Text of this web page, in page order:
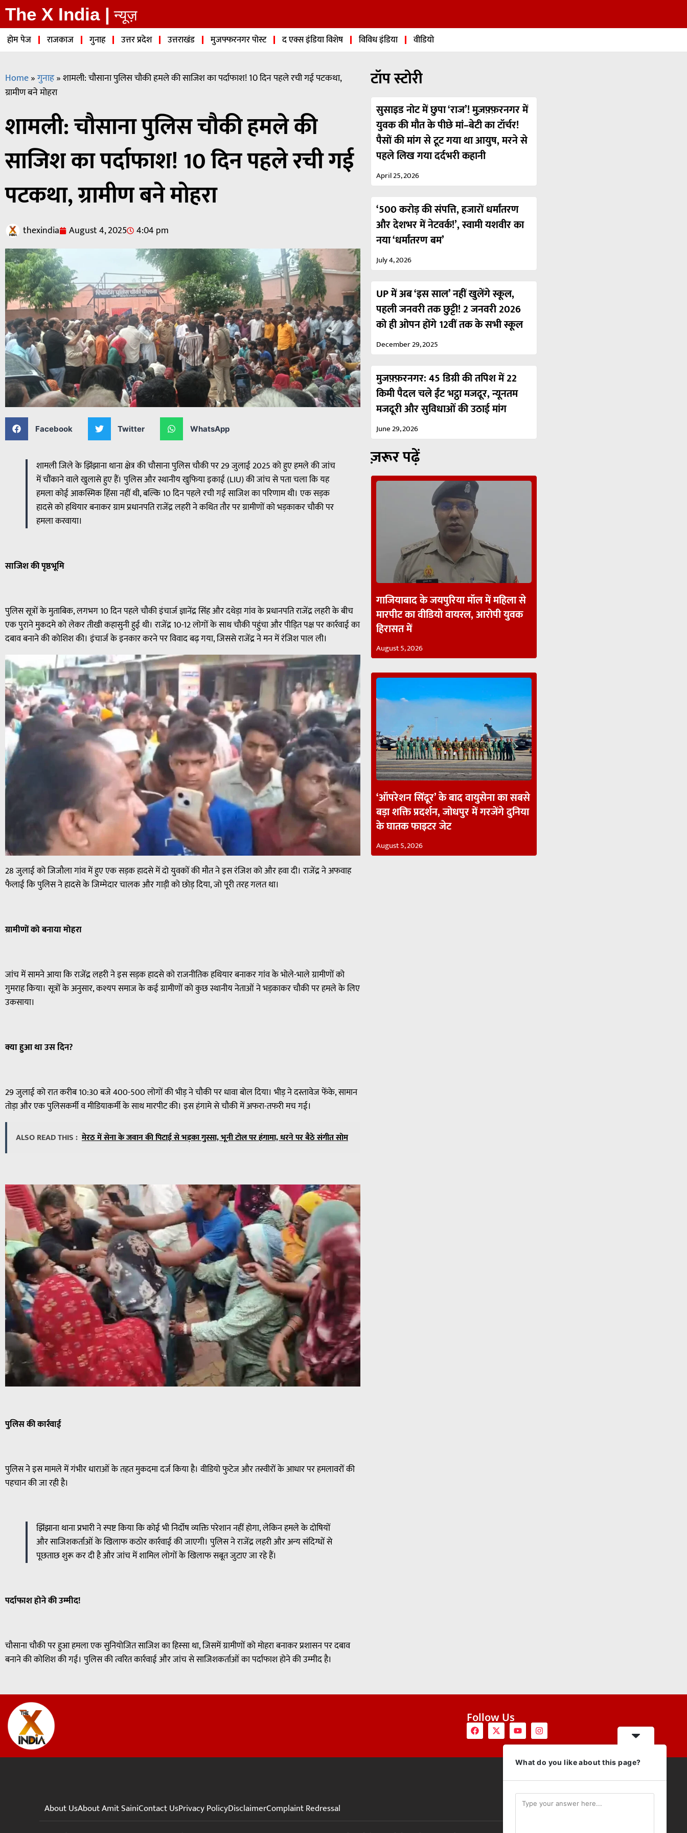
The X India | न्यूज़
होम पेज राजकाज गुनाह उत्तर प्रदेश उत्तराखंड मुजफ्फरनगर पोस्ट द एक्स इंडिया विशेष विविध इंडिया वीडियो
Home»गुनाह»शामली: चौसाना पुलिस चौकी हमले की साजिश का पर्दाफाश! 10 दिन पहले रची गई पटकथा,
ग्रामीण बने मोहरा
शामली: चौसाना पुलिस चौकी हमले की
साजिश का पर्दाफाश! 10 दिन पहले रची गई
पटकथा, ग्रामीण बने मोहरा
thexindia August 4, 2025 4:04 pm
Facebook Twitter WhatsApp
शामली जिले के झिंझाना थाना क्षेत्र की चौसाना पुलिस चौकी पर 29 जुलाई 2025 को हुए हमले की जांच
में चौंकाने वाले खुलासे हुए हैं। पुलिस और स्थानीय खुफिया इकाई (LIU) की जांच से पता चला कि यह
हमला कोई आकस्मिक हिंसा नहीं थी, बल्कि 10 दिन पहले रची गई साजिश का परिणाम थी। एक सड़क
हादसे को हथियार बनाकर ग्राम प्रधानपति राजेंद्र लहरी ने कथित तौर पर ग्रामीणों को भड़काकर चौकी पर
हमला करवाया।
साजिश की पृष्ठभूमि
पुलिस सूत्रों के मुताबिक, लगभग 10 दिन पहले चौकी इंचार्ज ज्ञानेंद्र सिंह और दथेड़ा गांव के प्रधानपति राजेंद्र लहरी के बीच
एक पुराने मुकदमे को लेकर तीखी कहासुनी हुई थी। राजेंद्र 10-12 लोगों के साथ चौकी पहुंचा और पीड़ित पक्ष पर कार्रवाई का
दबाव बनाने की कोशिश की। इंचार्ज के इनकार करने पर विवाद बढ़ गया, जिससे राजेंद्र ने मन में रंजिश पाल ली।
28 जुलाई को जिजौला गांव में हुए एक सड़क हादसे में दो युवकों की मौत ने इस रंजिश को और हवा दी। राजेंद्र ने अफवाह
फैलाई कि पुलिस ने हादसे के जिम्मेदार चालक और गाड़ी को छोड़ दिया, जो पूरी तरह गलत था।
ग्रामीणों को बनाया मोहरा
जांच में सामने आया कि राजेंद्र लहरी ने इस सड़क हादसे को राजनीतिक हथियार बनाकर गांव के भोले-भाले ग्रामीणों को
गुमराह किया। सूत्रों के अनुसार, कश्यप समाज के कई ग्रामीणों को कुछ स्थानीय नेताओं ने भड़काकर चौकी पर हमले के लिए
उकसाया।
क्या हुआ था उस दिन?
29 जुलाई को रात करीब 10:30 बजे 400-500 लोगों की भीड़ ने चौकी पर धावा बोल दिया। भीड़ ने दस्तावेज फेंके, सामान
तोड़ा और एक पुलिसकर्मी व मीडियाकर्मी के साथ मारपीट की। इस हंगामे से चौकी में अफरा-तफरी मच गई।
ALSO READ THIS : मेरठ में सेना के जवान की पिटाई से भड़का गुस्सा, भूनी टोल पर हंगामा, धरने पर बैठे संगीत सोम
पुलिस की कार्रवाई
पुलिस ने इस मामले में गंभीर धाराओं के तहत मुकदमा दर्ज किया है। वीडियो फुटेज और तस्वीरों के आधार पर हमलावरों की
पहचान की जा रही है।
झिंझाना थाना प्रभारी ने स्पष्ट किया कि कोई भी निर्दोष व्यक्ति परेशान नहीं होगा, लेकिन हमले के दोषियों
और साजिशकर्ताओं के खिलाफ कठोर कार्रवाई की जाएगी। पुलिस ने राजेंद्र लहरी और अन्य संदिग्धों से
पूछताछ शुरू कर दी है और जांच में शामिल लोगों के खिलाफ सबूत जुटाए जा रहे हैं।
पर्दाफाश होने की उम्मीद!
चौसाना चौकी पर हुआ हमला एक सुनियोजित साजिश का हिस्सा था, जिसमें ग्रामीणों को मोहरा बनाकर प्रशासन पर दबाव
बनाने की कोशिश की गई। पुलिस की त्वरित कार्रवाई और जांच से साजिशकर्ताओं का पर्दाफाश होने की उम्मीद है।
टॉप स्टोरी
सुसाइड नोट में छुपा ‘राज’! मुज़फ़्फ़रनगर में
युवक की मौत के पीछे मां–बेटी का टॉर्चर!
पैसों की मांग से टूट गया था आयुष, मरने से
पहले लिख गया दर्दभरी कहानी
April 25, 2026
‘500 करोड़ की संपत्ति, हजारों धर्मांतरण
और देशभर में नेटवर्क!’, स्वामी यशवीर का
नया ‘धर्मांतरण बम’
July 4, 2026
UP में अब ‘इस साल’ नहीं खुलेंगे स्कूल,
पहली जनवरी तक छुट्टी! 2 जनवरी 2026
को ही ओपन होंगे 12वीं तक के सभी स्कूल
December 29, 2025
मुजफ़्फ़रनगर: 45 डिग्री की तपिश में 22
किमी पैदल चले ईंट भट्ठा मजदूर, न्यूनतम
मजदूरी और सुविधाओं की उठाई मांग
June 29, 2026
ज़रूर पढ़ें
गाजियाबाद के जयपुरिया मॉल में महिला से
मारपीट का वीडियो वायरल, आरोपी युवक
हिरासत में
August 5, 2026
‘ऑपरेशन सिंदूर’ के बाद वायुसेना का सबसे
बड़ा शक्ति प्रदर्शन, जोधपुर में गरजेंगे दुनिया
के घातक फाइटर जेट
August 5, 2026
Follow Us
About UsAbout Amit SainiContact UsPrivacy PolicyDisclaimerComplaint Redressal
What do you like about this page?